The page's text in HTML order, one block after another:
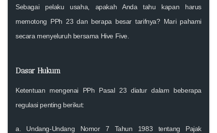
Sebagai pelaku usaha, apakah Anda tahu kapan harus
memotong PPh 23 dan berapa besar tarifnya? Mari pahami
secara menyeluruh bersama Hive Five
Dasar Hukum
Ketentuan mengenai PPh Pasal 23 diatur dalam beberapa
regulasi penting berikut:
a. Undang-Undang Nomor 7 Tahun 1983 tentang Pajak